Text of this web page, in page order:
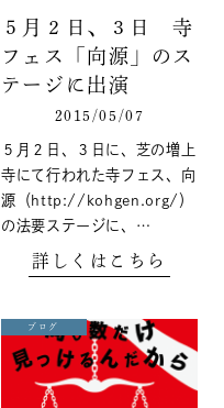
５月２日、３日 寺
フェス「向源」のス
テージに出演
2015/05/07
５月２日、３日に、芝の増上
寺にて行われた寺フェス、向
源（http://kohgen.org/）
の法要ステージに、…
詳しくはこちら
ブログ